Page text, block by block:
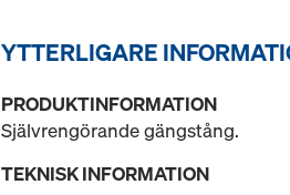
YTTERLIGARE
PRODUKTINFORMATION
Självrengörande gängstång.
TEKNISK INFORMATION